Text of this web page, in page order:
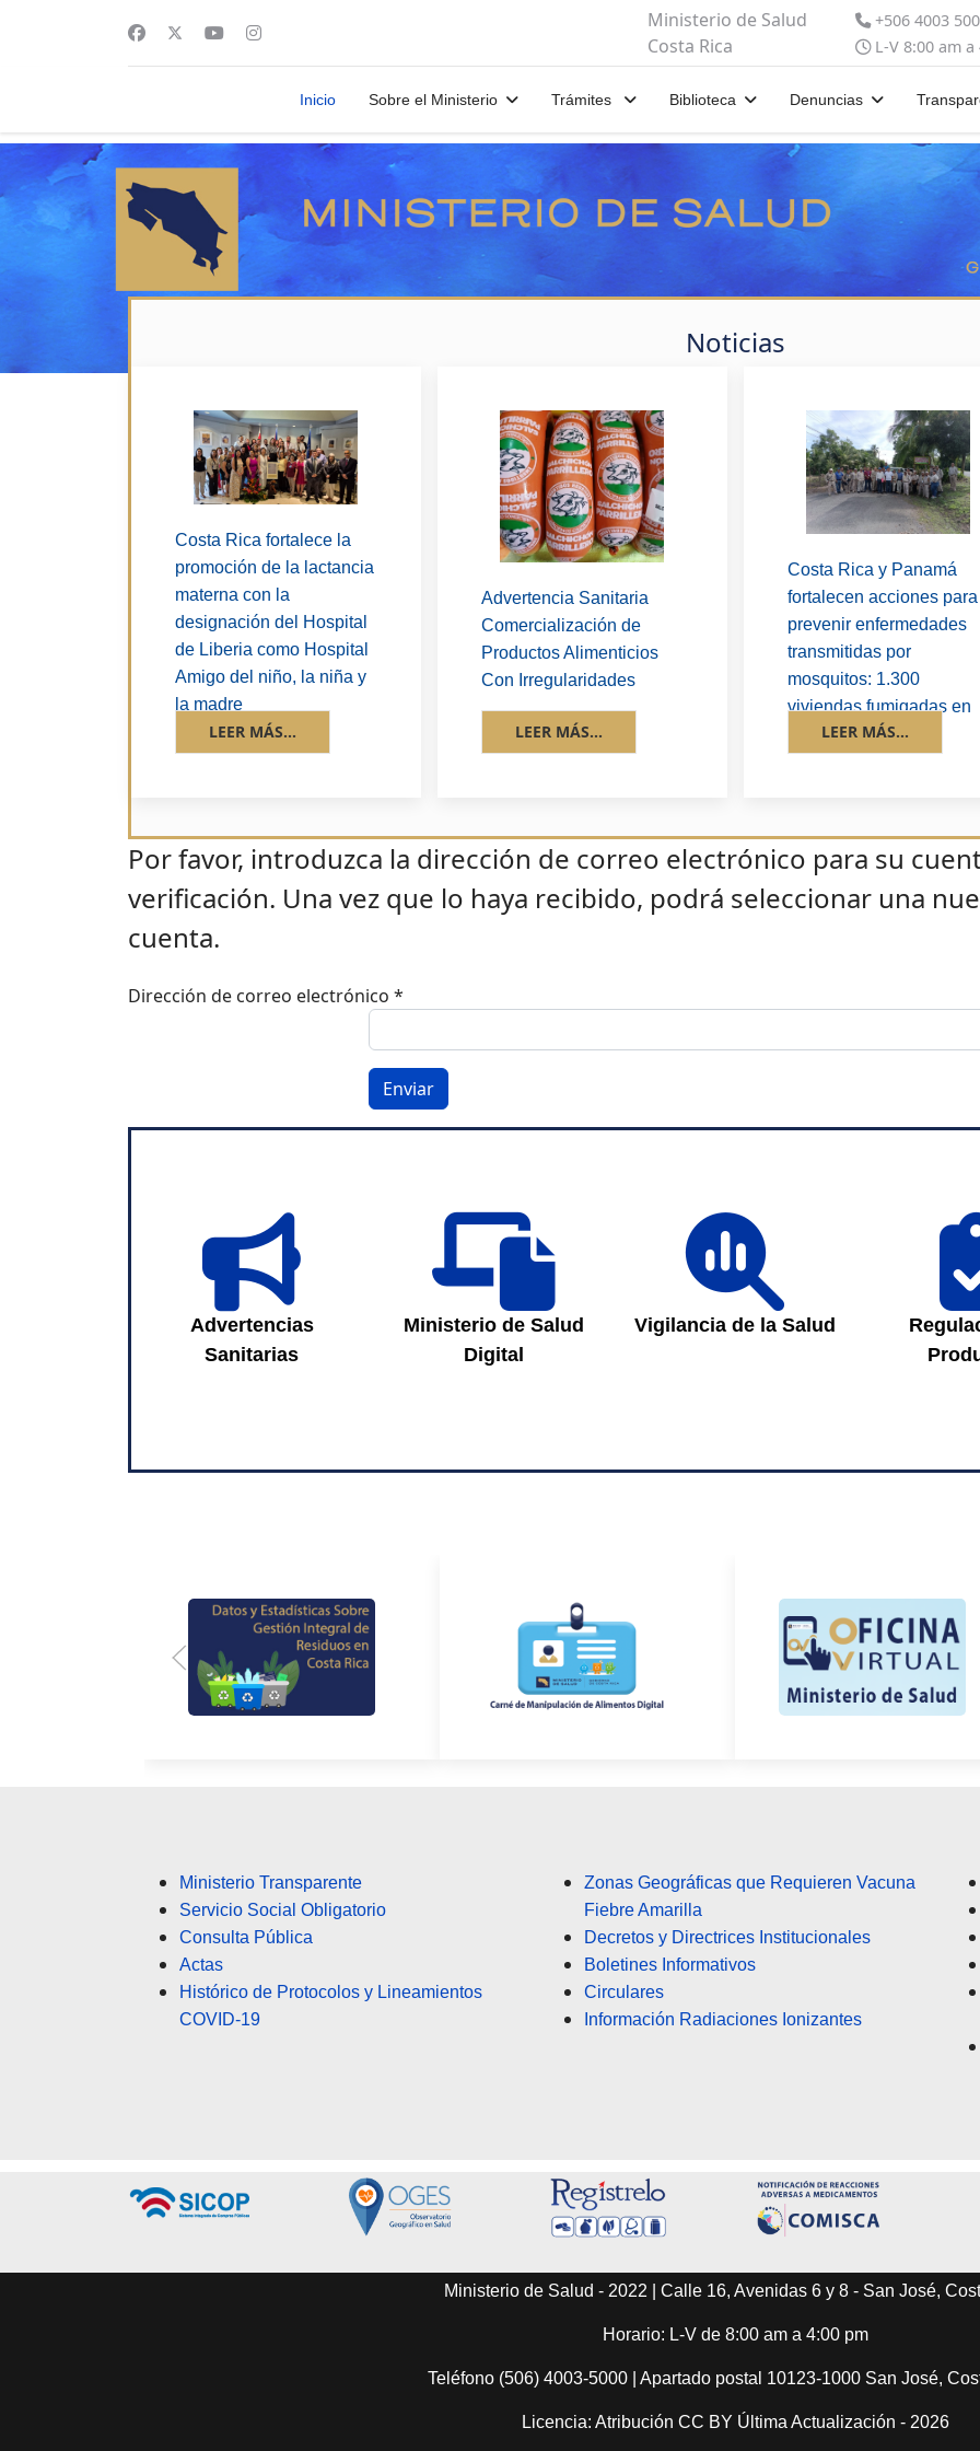
Ministerio de Salud
Costa Rica
+506 4003
L-V 8:00 am a
Inicio Sobre el Ministerio Trámites Biblioteca Denuncias
Noticias
Costa Rica fortalece la
promoción de la lactancia
materna con la
designación del Hospital
de Liberia como Hospital
Amigo del niño, la niña y
la madre
LEER MÁS...
Advertencia Sanitaria
Comercialización de
Productos Alimenticios
Con Irregularidades
LEER MÁS...
Costa Rica y Panamá
fortalecen acciones para
prevenir enfermedades
transmitidas por
mosquitos: 1.300
viviendas fumigadas en
la zona fronteriza
LEER MÁS...
Por favor, introduzca la dirección de correo electrónico para su
verificación. Una vez que lo haya recibido, podrá seleccionar una
cuenta.
Dirección de correo electrónico *
Enviar
Sanitarias
Advertencias
Sanitarias
fa-
file
Ministerio de Salud
Digital
glass-
chart
Vigilancia de la Salud
Ministerio Transparente
Servicio Social Obligatorio
Consulta Pública
Actas
Histórico de Protocolos y Lineamientos
COVID-19
Zonas Geográficas que Requieren Vacuna
Fiebre Amarilla
Decretos y Directrices Institucionales
Boletines Informativos
Circulares
Información Radiaciones Ionizantes
Ministerio de Salud - 2022 | Calle 16, Avenidas 6 y 8 - San José,
Horario: L-V de 8:00 am a 4:00 pm
Teléfono (506) 4003-5000 | Apartado postal 10123-1000 San José,
Licencia: Atribución CC BY Última Actualización - 2026